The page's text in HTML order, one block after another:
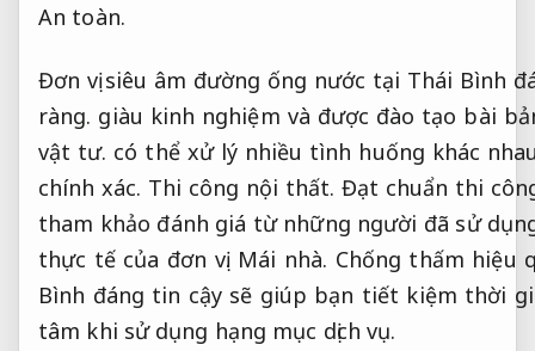
An toàn.
Đơn vị siêu âm đường ống nước tại Thái Bình
ràng. giàu kinh nghiệm và được đào tạo bài
vật tư. có thể xử lý nhiều tình huống khác
chính xác. Thi công nội thất. Đạt chuẩn thi
tham khảo đánh giá từ những người đã sử
thực tế của đơn vị. Mái nhà. Chống thấm hiệu
Bình đáng tin cậy sẽ giúp bạn tiết kiệm thời
tâm khi sử dụng hạng mục dịch vụ.